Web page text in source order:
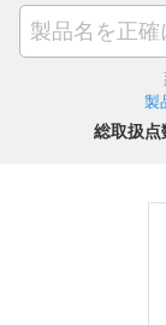
製
総取扱